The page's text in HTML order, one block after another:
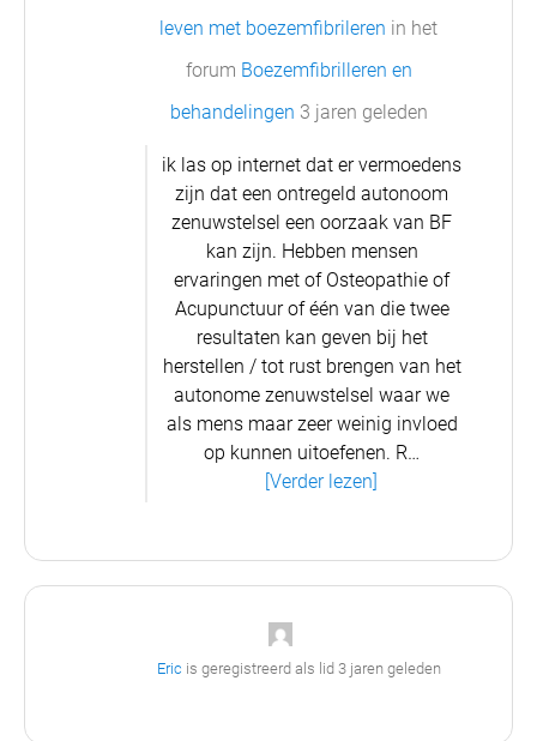
leven met boezemfibrileren in het
forum Boezemfibrilleren en
behandelingen 3 jaren geleden
ik las op internet dat er vermoedens
zijn dat een ontregeld autonoom
zenuwstelsel een oorzaak van BF
kan zijn. Hebben mensen
ervaringen met of Osteopathie of
Acupunctuur of één van die twee
resultaten kan geven bij het
herstellen / tot rust brengen van het
autonome zenuwstelsel waar we
als mens maar zeer weinig invloed
op kunnen uitoefenen. R…
[Verder lezen]
Eric is geregistreerd als lid 3 jaren geleden